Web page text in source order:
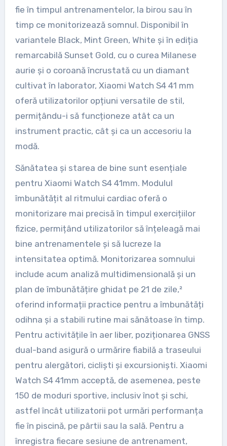
fie în timpul antrenamentelor, la birou sau în
timp ce monitorizează somnul. Disponibil în
variantele Black, Mint Green, White și în ediția
remarcabilă Sunset Gold, cu o curea Milanese
aurie și o coroană încrustată cu un diamant
cultivat în laborator, Xiaomi Watch S4 41 mm
oferă utilizatorilor opțiuni versatile de stil,
permițându-i să funcționeze atât ca un
instrument practic, cât și ca un accesoriu la
modă.
Sănătatea și starea de bine sunt esențiale
pentru Xiaomi Watch S4 41mm. Modulul
îmbunătățit al ritmului cardiac oferă o
monitorizare mai precisă în timpul exercițiilor
fizice, permițând utilizatorilor să înțeleagă mai
bine antrenamentele și să lucreze la
intensitatea optimă. Monitorizarea somnului
include acum analiză multidimensională și un
plan de îmbunătățire ghidat pe 21 de zile,²
oferind informații practice pentru a îmbunătăți
odihna și a stabili rutine mai sănătoase în timp.
Pentru activitățile în aer liber, poziționarea GNSS
dual-band asigură o urmărire fiabilă a traseului
pentru alergători, cicliști și excursioniști. Xiaomi
Watch S4 41mm acceptă, de asemenea, peste
150 de moduri sportive, inclusiv înot și schi,
astfel încât utilizatorii pot urmări performanța
fie în piscină, pe pârtii sau la sală. Pentru a
înregistra fiecare sesiune de antrenament,